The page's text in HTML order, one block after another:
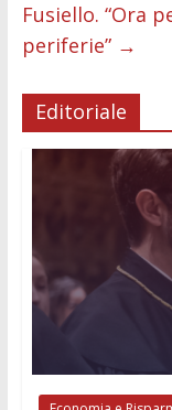
Fusiello. “Ora
periferie” →
Editoriale